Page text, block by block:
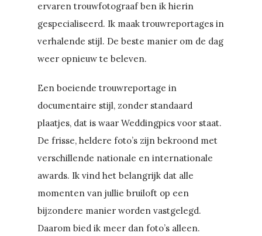
ervaren trouwfotograaf ben ik hierin
gespecialiseerd. Ik maak trouwreportages in
verhalende stijl. De beste manier om de dag
weer opnieuw te beleven.
Een boeiende trouwreportage in
documentaire stijl, zonder standaard
plaatjes, dat is waar Weddingpics voor staat.
De frisse, heldere foto’s zijn bekroond met
verschillende nationale en internationale
awards. Ik vind het belangrijk dat alle
momenten van jullie bruiloft op een
bijzondere manier worden vastgelegd.
Daarom bied ik meer dan foto’s alleen.